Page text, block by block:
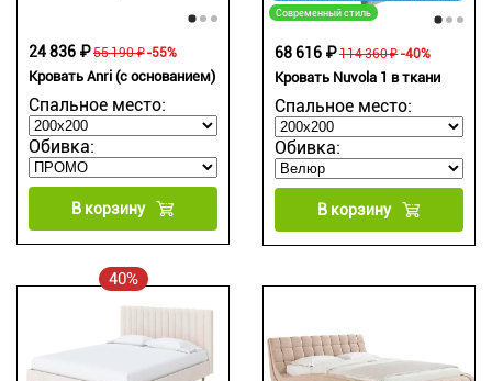
Кровать Anri (с основанием)
Спальное место:
Обивка:
55 190 ₽
24 836 ₽ -55%
В корзину
Современный стиль
Кровать Nuvola 1 в ткани
Спальное место:
Обивка:
114 360 ₽
68 616 ₽ -40%
В корзину
40%